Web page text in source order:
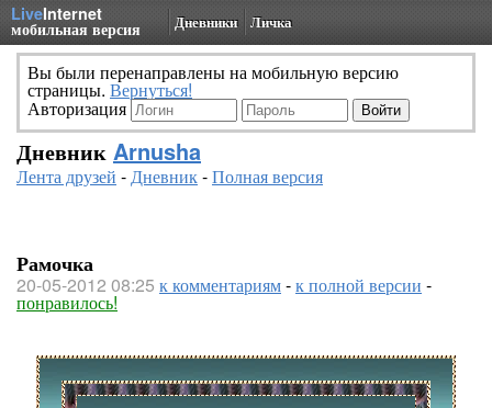
LiveInternet
мобильная версия Дневники Личка
Вы были перенаправлены на мобильную версию
страницы. Вернуться!
Авторизация
Дневник Arnusha
Лента друзей -Дневник-Полная версия
Рамочка
20-05-2012 08:25 к комментариям-к полной версии -
понравилось!